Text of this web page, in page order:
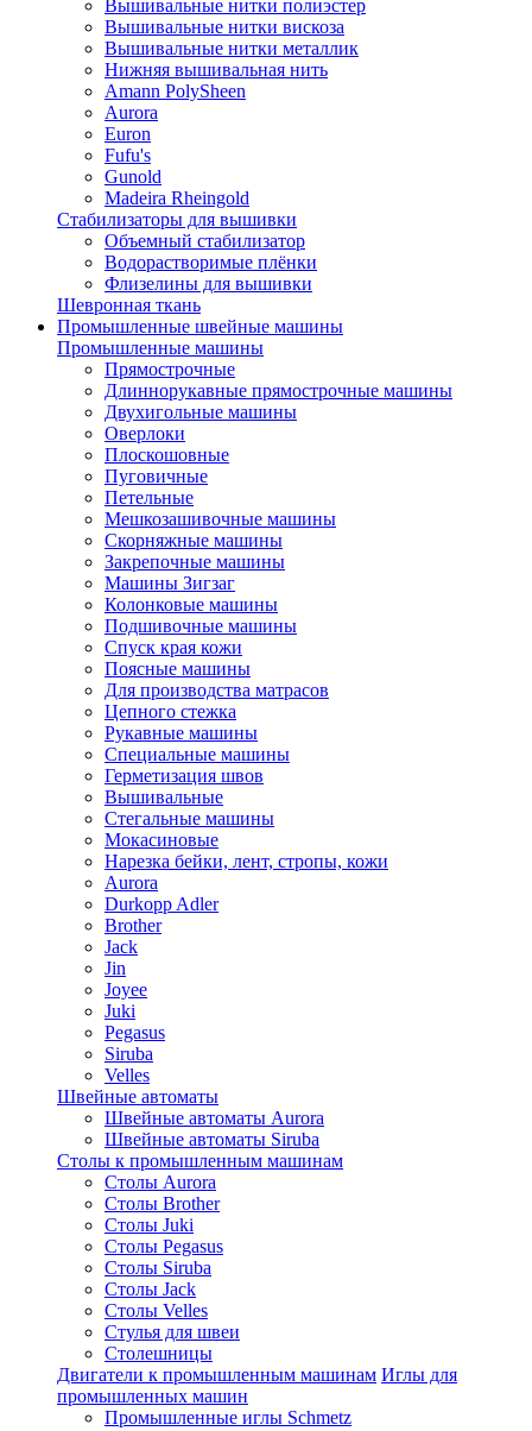
Вышивальные нитки полиэстер
Вышивальные нитки вискоза
Вышивальные нитки металлик
Нижняя вышивальная нить
Amann PolySheen
Aurora
Euron
Fufu's
Gunold
Madeira Rheingold
Стабилизаторы для вышивки
Объемный стабилизатор
Водорастворимые плёнки
Флизелины для вышивки
Шевронная ткань
Промышленные швейные машины
Промышленные машины
Прямострочные
Длиннорукавные прямострочные машины
Двухигольные машины
Оверлоки
Плоскошовные
Пуговичные
Петельные
Мешкозашивочные машины
Скорняжные машины
Закрепочные машины
Машины Зигзаг
Колонковые машины
Подшивочные машины
Спуск края кожи
Поясные машины
Для производства матрасов
Цепного стежка
Рукавные машины
Специальные машины
Герметизация швов
Вышивальные
Стегальные машины
Мокасиновые
Нарезка бейки, лент, стропы, кожи
Aurora
Durkopp Adler
Brother
Jack
Jin
Joyee
Juki
Pegasus
Siruba
Velles
Швейные автоматы
Швейные автоматы Aurora
Швейные автоматы Siruba
Столы к промышленным машинам
Столы Aurora
Столы Brother
Столы Juki
Столы Pegasus
Столы Siruba
Столы Jack
Столы Velles
Стулья для швеи
Столешницы
Двигатели к промышленным машинам Иглы для
промышленных машин
Промышленные иглы Schmetz